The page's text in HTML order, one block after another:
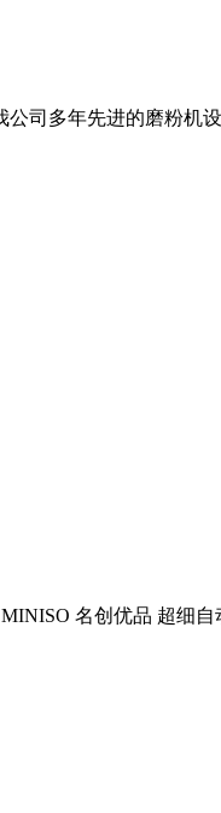
司多年先进的磨粉机
名创优品 超细